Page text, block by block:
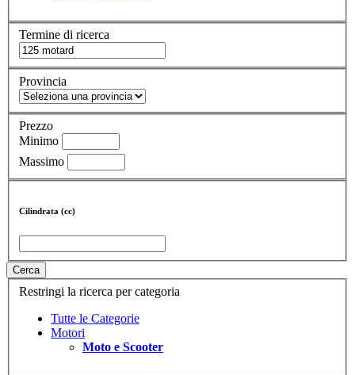
Termine di ricerca
Provincia
Prezzo
Minimo
Massimo
Cilindrata (cc)
Cerca
Restringi la ricerca per categoria
Tutte le Categorie
Motori
Moto e Scooter